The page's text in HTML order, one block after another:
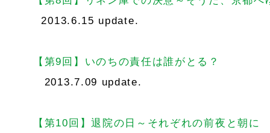
2013.6.15 update.
【第9回】いのちの責任は誰がとる？
2013.7.09 update.
【第10回】退院の日～それぞれの前夜と朝に